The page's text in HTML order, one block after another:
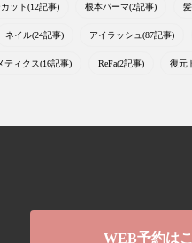
ット(12記事) 根本パーマ(2記事)
ネイル(24記事) アイラッシュ(87記事)
ティクス(16記事) ReFa(2記事) 復元
WEB予約は